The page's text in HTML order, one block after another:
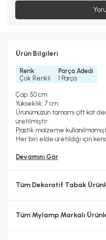
Ürün Bilgileri
Renk
Çok Renkli
Parça Adedi
1 Parça
Çap: 50 cm
Yükseklik: 7 cm
Ürünümüzün tamamı çift kat
üretilmiştir.
Plastik malzeme
Her biri elde üretildiği için
Devamını Gör
Tüm Dekoratif Tabak
Tüm Mylamp Markalı